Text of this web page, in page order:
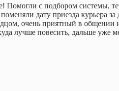
Помогли с подбором системы,
дату приезда курьера за
очень приятный в общении
лучше повесить, дальше уже